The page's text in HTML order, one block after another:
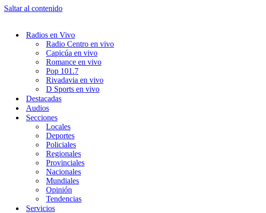
Saltar al contenido
Radios en Vivo
Radio Centro en vivo
Capicúa en vivo
Romance en vivo
Pop 101.7
Rivadavia en vivo
D Sports en vivo
Destacadas
Audios
Secciones
Locales
Deportes
Policiales
Regionales
Provinciales
Nacionales
Mundiales
Opinión
Tendencias
Servicios